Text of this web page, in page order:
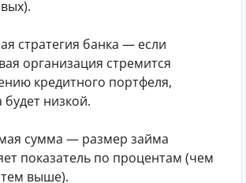
стратегия банка — если
организация стремится
кредитного портфеля,
будет низкой.
сумма — размер займа
показатель по процентам (чем
выше).